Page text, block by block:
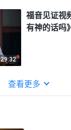
29:32
福音见证视
有神的话吗》
查看更多